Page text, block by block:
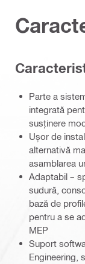
Parte a
integrată
susținere
Ușor de
alternativă
asamblarea
Adaptabil –
sudură,
bază de
pentru a se
MEP
Suport
Engineering,